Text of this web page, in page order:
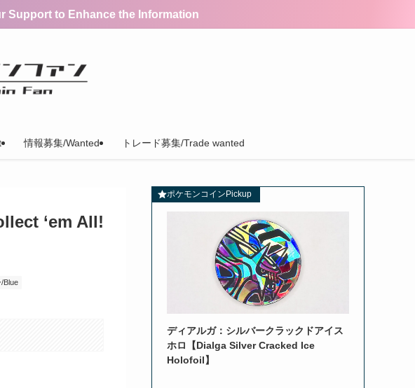
Support to Enhance the Information
情報募集/Wanted トレード募集/Trade wanted
‘em All!
Blue
ポケモンコインPickup
ディアルガ：シルバークラックドアイス
ホロ【Dialga Silver Cracked Ice
Holofoil】